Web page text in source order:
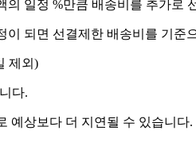
일정 %만큼 배송비를 추가로
되면 선결제한 배송비를 기준
제외)
다.
예상보다 더 지연될 수 있습니다.